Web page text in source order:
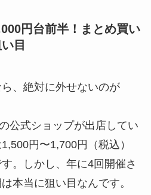
円台前半！まとめ買い
目
、絶対に外せないのが
公式ショップが出店してい
円〜1,700円（税込）
。しかし、年に4回開催さ
本当に狙い目なんです。